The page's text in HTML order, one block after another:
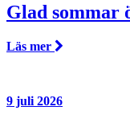
Glad sommar
Läs mer
9 juli 2026